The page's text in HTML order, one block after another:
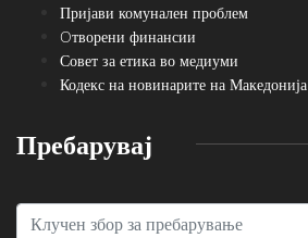
Пријави комунален проблем
Oтворени финансии
Совет за етика во медиуми
Кодекс на новинарите на Македонија
Пребарувај